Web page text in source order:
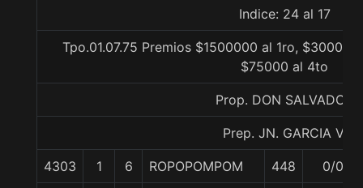
Indice: 24 al 17
Tpo.01.07.75 Premios $1500000 al 1ro,
$75000 al 4to
Prop. DON SALVADOR
Prep. JN. GARCIA V.
4303 1 6 ROPOPOMPOM 448 0/0